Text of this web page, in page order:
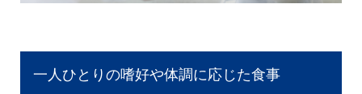
一人ひとりの嗜好や体調に応じた食事